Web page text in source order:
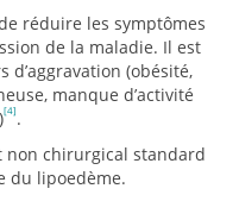
réduire les symptômes
de la maladie. Il est
d’aggravation (obésité,
manque d’activité
[4] .
non chirurgical standard
du lipoedème.